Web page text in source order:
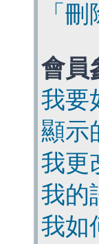
「
會員
我要
顯示
我更
我的
我如